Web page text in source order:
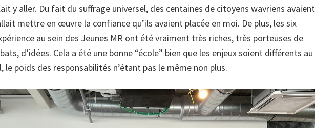
y aller. Du fait du suffrage universel, des centaines de citoyens wavriens avaient
mettre en œuvre la confiance qu’ils avaient placée en moi. De plus, les six
au sein des Jeunes MR ont été vraiment très riches, très porteuses de
d’idées. Cela a été une bonne “école” bien que les enjeux soient différents au
le poids des responsabilités n’étant pas le même non plus.